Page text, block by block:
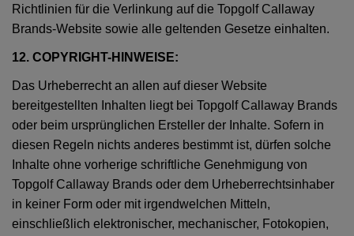
Richtlinien für die Verlinkung auf die Topgolf Callaway
Brands-Website sowie alle geltenden Gesetze einhalten.
12. COPYRIGHT-HINWEISE:
Das Urheberrecht an allen auf dieser Website
bereitgestellten Inhalten liegt bei Topgolf Callaway Brands
oder beim ursprünglichen Ersteller der Inhalte. Sofern in
diesen Regeln nichts anderes bestimmt ist, dürfen solche
Inhalte ohne vorherige schriftliche Genehmigung von
Topgolf Callaway Brands oder dem Urheberrechtsinhaber
in keiner Form oder mit irgendwelchen Mitteln,
einschließlich elektronischer, mechanischer, Fotokopien,